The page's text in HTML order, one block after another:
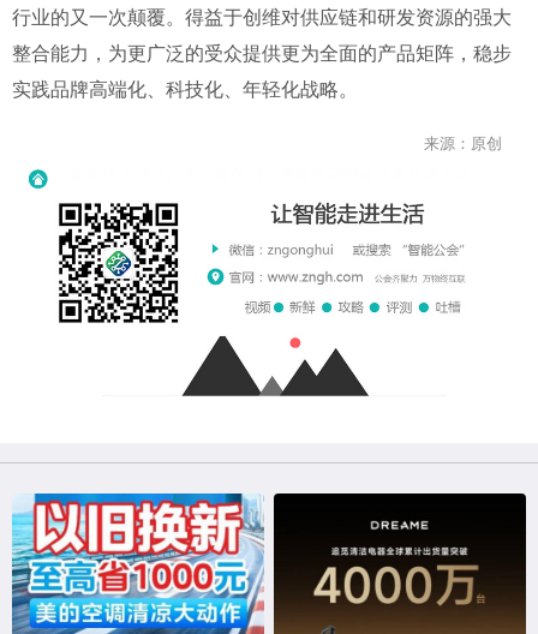
行业的又一次颠覆。得益于创维对供应链和研发资源的强大
整合能力，为更广泛的受众提供更为全面的产品矩阵，稳步
实践品牌高端化、科技化、年轻化战略。
来源：原创